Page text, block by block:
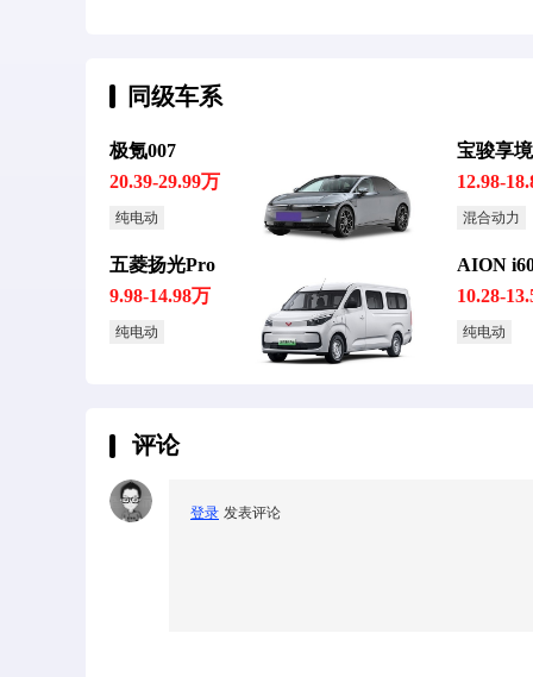
同级车系
极氪007
20.39-29.99万
纯电动
宝骏享境
12.98-
混合动力
五菱扬光Pro
9.98-14.98万
纯电动
AION
10.28-
纯电动
评论
登录 发表评论